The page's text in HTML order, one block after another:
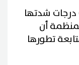
درجات شدتها
أن
تطورها